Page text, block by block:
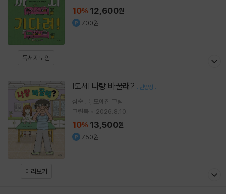
독서지도안
10% 12,600원
700원
미리보기
[도서] 나랑 바꿀래? [ 반양장 ]
심순 글 모예진 그림
그린북
2026.8.10.
10% 13,500원
750원